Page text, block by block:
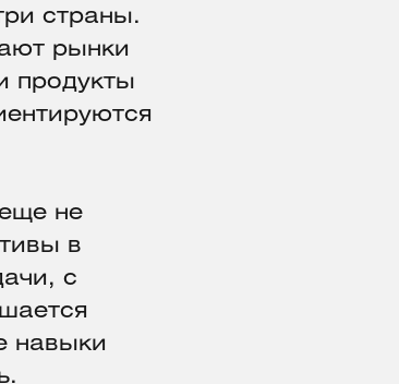
страны.
рынки
продукты
не
в
с
навыки